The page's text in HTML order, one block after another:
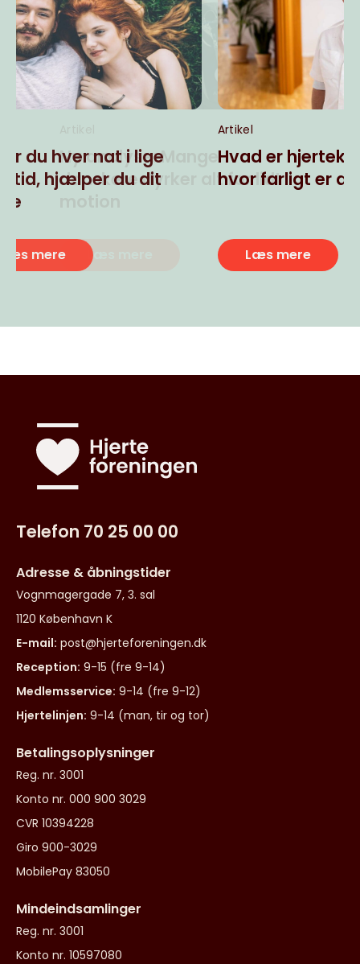
6 gode råd til en bedre
søvn
Læs mere
Hver aften
Hansen tak
Læs mere
Telefon 70 25 00 00
Adresse & åbningstider
Vognmagergade 7, 3. sal
1120 København K
E-mail: post@hjerteforeningen.dk
Reception: 9-15 (fre 9-14)
Medlemsservice: 9-14 (fre 9-12)
Hjertelinjen: 9-14 (man, tir og tor)
Betalingsoplysninger
Reg. nr. 3001
Konto nr. 000 900 3029
CVR 10394228
Giro 900-3029
MobilePay 83050
Mindeindsamlinger
Reg. nr. 3001
Konto nr. 10597080